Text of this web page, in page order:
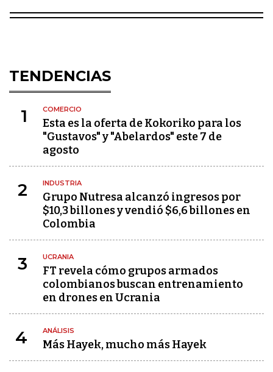
TENDENCIAS
1 COMERCIO
Esta es la oferta de Kokoriko para los
"Gustavos" y "Abelardos" este 7 de
agosto
2 INDUSTRIA
Grupo Nutresa alcanzó ingresos por
$10,3 billones y vendió $6,6 billones en
Colombia
3 UCRANIA
FT revela cómo grupos armados
colombianos buscan entrenamiento
en drones en Ucrania
4 ANÁLISIS
Más Hayek, mucho más Hayek